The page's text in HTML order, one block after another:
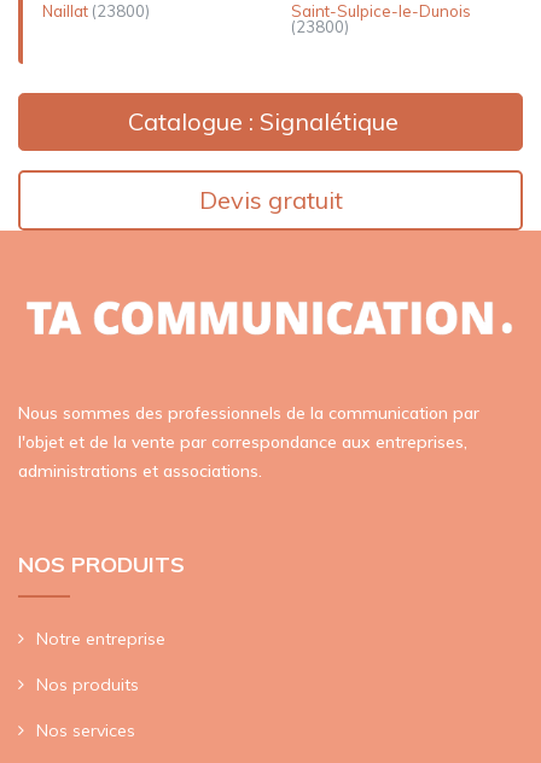
Naillat (23800)
Saint-Sulpice-le-Dunois
(23800)
Catalogue : Signalétique
Devis gratuit
Nous sommes des professionnels de la communication par
l'objet et de la vente par correspondance aux entreprises,
administrations et associations.
NOS PRODUITS
Notre entreprise
Nos produits
Nos services